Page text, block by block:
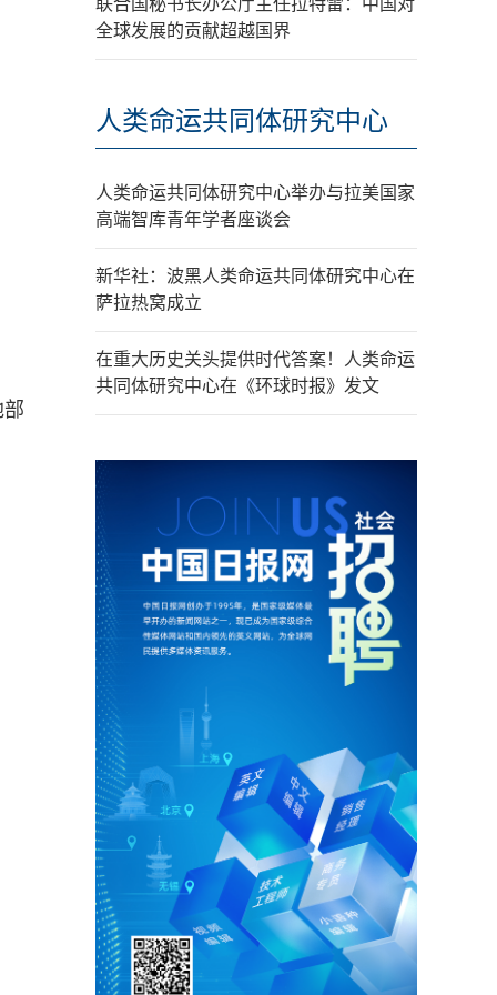
联合国秘书长办公厅主任拉特雷：中国对
全球发展的贡献超越国界
人类命运共同体研究中心
人类命运共同体研究中心举办与拉美国家
高端智库青年学者座谈会
新华社：波黑人类命运共同体研究中心在
萨拉热窝成立
在重大历史关头提供时代答案！人类命运
共同体研究中心在《环球时报》发文